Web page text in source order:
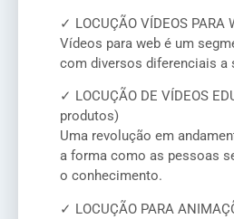
✓ LOCUÇÃO VÍDEOS PARA
Vídeos para web é um
com diversos diferenciais a
✓ LOCUÇÃO DE VÍDEOS
produtos)
Uma revolução em
a forma como as pessoas
o conhecimento.
✓ LOCUÇÃO PARA